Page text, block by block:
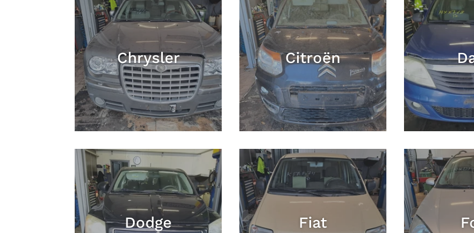
Chrysler Citroën
Dodge Fiat